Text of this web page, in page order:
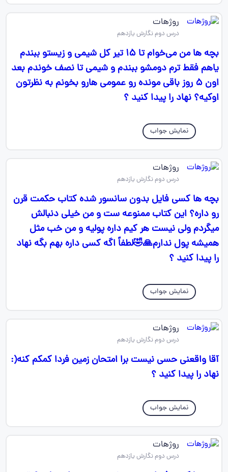
روژهات
درس دوم نگارش یازدهم
بچه ها من می‌خوام تا ۱۵ تیر کل شیمی و زیستو ببندم
یاهم فقط ترم دومشو ببندم و شیمی تا نصف خوندم بعد
اون ۵ روز باقی مونده رو عمومی هارو بخونم به نظرتون
اوکیه؟ نهاد را پیدا کنید ؟
نمایش جواب
روژهات
درس دوم نگارش یازدهم
بچه ها کسی فایل بدون سانسور شده کتاب حکمت قرن
رو داره؟ این کتاب ممنوعه ست و من خیلی دنبالش
میگردم ولی نیست هر کیم داره پولیه و من خب مثل
همیشه پول ندارم🙏🤣لطفاً اگه کسی داره بهم بگه نهاد
را پیدا کنید ؟
نمایش جواب
روژهات
درس دوم نگارش یازدهم
آقا واقعنی حسی نیست برا امتحان زمین فردا کمکم کنه(:
نهاد را پیدا کنید ؟
نمایش جواب
روژهات
درس دوم نگارش یازدهم